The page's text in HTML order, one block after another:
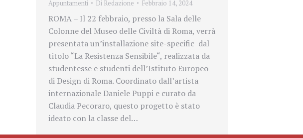
Appuntamenti Di Redazione Febbraio 14, 2024
ROMA – Il 22 febbraio, presso la Sala delle
Colonne del Museo delle Civiltà di Roma, verrà
presentata un’installazione site-specific dal
titolo “La Resistenza Sensibile“, realizzata da
studentesse e studenti dell’Istituto Europeo
di Design di Roma. Coordinato dall’artista
internazionale Daniele Puppi e curato da
Claudia Pecoraro, questo progetto è stato
ideato con la classe del…